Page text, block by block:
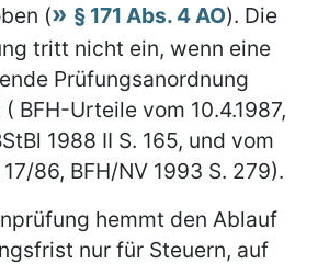
(
§ 171 Abs. 4 AO). Die
tritt nicht ein, wenn eine
Prüfungsanordnung
BFH-Urteile vom 10.4.1987,
1988 II S. 165, und vom
17/86, BFH/NV 1993 S. 279).
hemmt den Ablauf
nur für Steuern, auf